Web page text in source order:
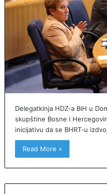
Delegatkinja HDZ-a BiH u
skupštine Bosne i
inicijativu da se BHRT-u
Read More »